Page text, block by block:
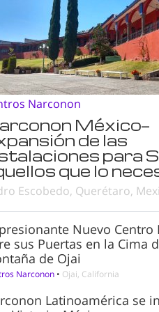
Narconon
México—
de las
para
que lo
Escobedo, Querétaro,
Nuevo Centro
sus Puertas en la Cima
de Ojai
Narconon • Ojai, California
Latinoamérica se